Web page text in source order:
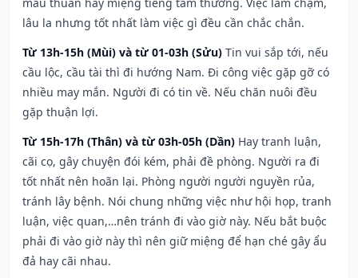
lâu la nhưng tốt nhất làm việc gì đều cần chắc chắn.
Từ 13h-15h (Mùi) và từ 01-03h (Sửu) Tin vui sắp tới, nếu
cầu lộc, cầu tài thì đi hướng Nam. Đi công việc gặp gỡ có
nhiều may mắn. Người đi có tin về. Nếu chăn nuôi đều
gặp thuận lợi.
Từ 15h-17h (Thân) và từ 03h-05h (Dần) Hay tranh luận,
cãi cọ, gây chuyện đói kém, phải đề phòng. Người ra đi
tốt nhất nên hoãn lại. Phòng người người nguyền rủa,
tránh lây bệnh. Nói chung những việc như hội họp, tranh
luận, việc quan,…nên tránh đi vào giờ này. Nếu bắt buộc
phải đi vào giờ này thì nên giữ miệng để hạn ché gây ẩu
đả hay cãi nhau.